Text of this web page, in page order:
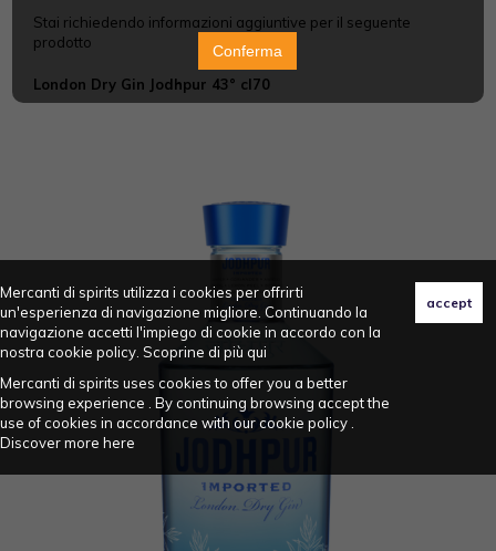
Mercanti di spirits utilizza i cookies per offrirti
un'esperienza di navigazione migliore. Continuando la
navigazione accetti l'impiego di cookie in accordo con la
nostra cookie policy. Scoprine di più qui
Mercanti di spirits uses cookies to offer you a better
browsing experience . By continuing browsing accept the
use of cookies in accordance with our cookie policy .
Discover more here
Stai richiedendo informazioni aggiuntive per il seguente
prodotto
London Dry Gin Jodhpur 43° cl70
Conferma